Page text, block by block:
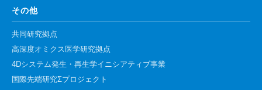
その他
共同研究拠点
高深度オミクス医学研究拠点
4Dシステム発生・再生学イニシアティブ事業
国際先端研究Σプロジェクト